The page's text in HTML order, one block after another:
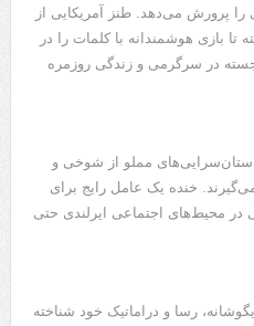
پرورش می‌دهد. طنز آمریکایی از
بازی هوشمندانه با کلمات را در
در سرگرمی و زندگی روزمره
مملو از شوخی و
خنده یک عامل رایج برای
محیط‌های اجتماعی ایرلندی حتی
رسا و دراماتیک خود شناخته